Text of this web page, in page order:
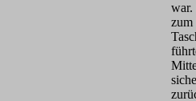
war.
zum